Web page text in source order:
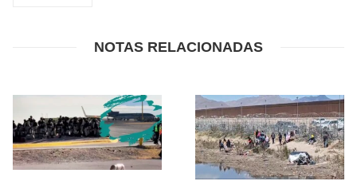
NOTAS RELACIONADAS